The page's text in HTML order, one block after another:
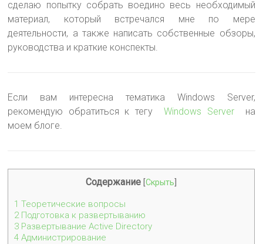
сделаю попытку собрать воедино весь необходимый
материал, который встречался мне по мере
деятельности, а также написать собственные обзоры,
руководства и краткие конспекты.
Если вам интересна тематика Windows Server,
рекомендую обратиться к тегуWindows Server
на
моем блоге.
Содержание [Скрыть
1 Теоретические вопросы
2Подготовка к развертыванию
3 Развертывание Active Directory
4 Администрирование